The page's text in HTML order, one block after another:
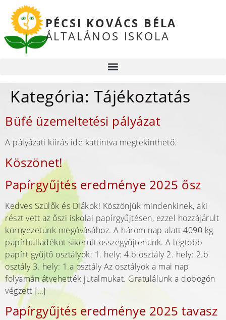
PÉCSI KOVÁCS BÉLA
ÁLTALÁNOS ISKOLA
Kategória: Tájékoztatás
Büfé üzemeltetési pályázat
A pályázati kiírás ide kattintva megtekinthető.
Köszönet!
Papírgyűjtés eredménye 2025 ősz
Kedves Szülők és Diákok! Köszönjük mindenkinek, aki
részt vett az őszi iskolai papírgyűjtésen, ezzel hozzájárult
környezetünk megóvásához. A három nap alatt 4090 kg
papírhulladékot sikerült összegyűjtenünk. A legtöbb
papírt gyűjtő osztályok: 1. hely: 4.b osztály 2. hely: 2.b
osztály 3. hely: 1.a osztály Az osztályok a mai nap
folyamán átvehették jutalmukat. Gratulálunk a dobogón
végzett […]
Papírgyűjtés eredménye 2025 tavasz